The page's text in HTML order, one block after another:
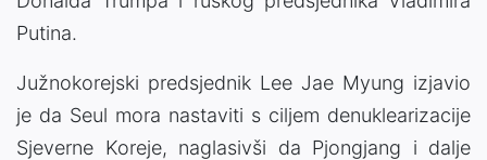
Putina.
Južnokorejski predsjednik Lee Jae Myung izjavio
je da Seul mora nastaviti s ciljem denuklearizacije
Sjeverne Koreje, naglasivši da Pjongjang i dalje